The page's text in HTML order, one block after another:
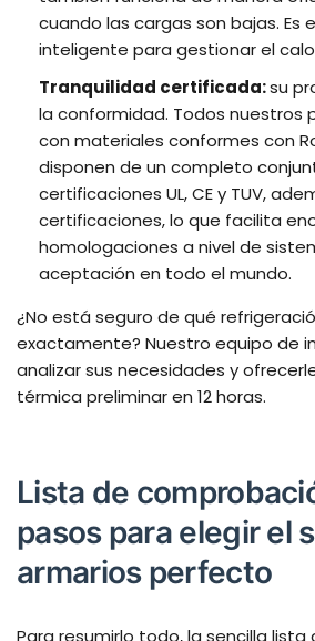
cuando las cargas son bajas. Es
inteligente para gestionar el
Tranquilidad certificada:su
la conformidad. Todos nuestros
con materiales conformes con
disponen de un completo
certificaciones UL, CE y TUV,
certificaciones, lo que facilita
homologaciones a nivel de
aceptación en todo el mundo.
¿No está seguro de qué
exactamente? Nuestro equipo de
analizar sus necesidades y
térmica preliminar en 12 horas.
Lista de
pasos para elegir el
armarios perfecto
Para resumirlo todo, la sencilla